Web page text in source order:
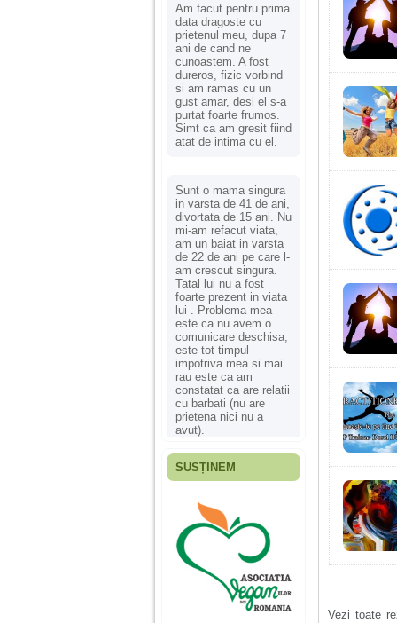
Am facut pentru prima
data dragoste cu
prietenul meu, dupa 7
ani de cand ne
cunoastem. A fost
dureros, fizic vorbind
si am ramas cu un
gust amar, desi el s-a
purtat foarte frumos.
Simt ca am gresit fiind
atat de intima cu el.
Sunt o mama singura
in varsta de 41 de ani,
divortata de 15 ani. Nu
mi-am refacut viata,
am un baiat in varsta
de 22 de ani pe care l-
am crescut singura.
Tatal lui nu a fost
foarte prezent in viata
lui . Problema mea
este ca nu avem o
comunicare deschisa,
este tot timpul
impotriva mea si mai
rau este ca am
constatat ca are relatii
cu barbati (nu are
prietena nici nu a
avut).
Fiica mea s-a nascut
ani, privind in urma
realizez cat de multe
greseli am facut in
educatia si cresterea
ei, am fost o mama
egoista, preocupata
de implinirea
profesionala, cand ea
era mica am neglijat-
SUSȚINEM
Vezi toate